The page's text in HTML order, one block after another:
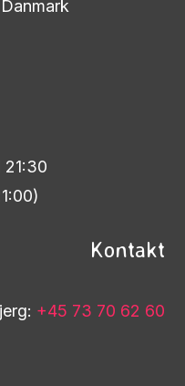
21:30
Kontakt
+45 73 70 62 60